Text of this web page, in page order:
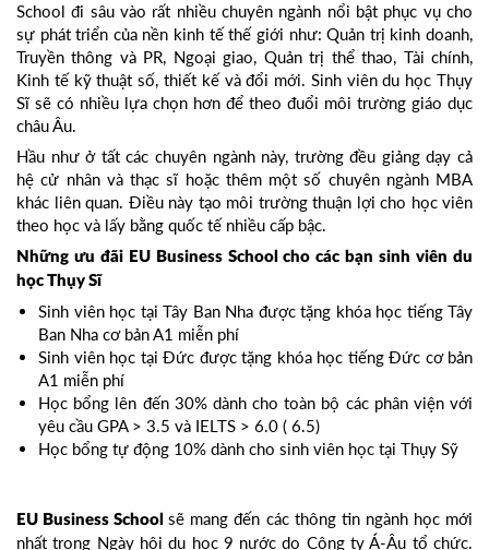
School đi sâu vào rất nhiều chuyên ngành nổi bật phục vụ cho
sự phát triển của nền kinh tế thế giới như: Quản trị kinh doanh,
Truyền thông và PR, Ngoại giao, Quản trị thể thao, Tài chính,
Kinh tế kỹ thuật số, thiết kế và đổi mới. Sinh viên du học Thụy
Sĩ sẽ có nhiều lựa chọn hơn để theo đuổi môi trường giáo dục
châu Âu.
Hầu như ở tất các chuyên ngành này, trường đều giảng dạy cả
hệ cử nhân và thạc sĩ hoặc thêm một số chuyên ngành MBA
khác liên quan. Điều này tạo môi trường thuận lợi cho học viên
theo học và lấy bằng quốc tế nhiều cấp bậc.
Những ưu đãi EU Business School cho các bạn sinh viên du
học Thụy Sĩ
Sinh viên học tại Tây Ban Nha được tặng khóa học tiếng Tây
Ban Nha cơ bản A1 miễn phí
Sinh viên học tại Đức được tặng khóa học tiếng Đức cơ bản
A1 miễn phí
Học bổng lên đến 30% dành cho toàn bộ các phân viện với
yêu cầu GPA > 3.5 và IELTS > 6.0 ( 6.5)
Học bổng tự động 10% dành cho sinh viên học tại Thụy Sỹ
EU Business Schoolsẽ mang đến các thông tin ngành học mới
nhất trong Ngày hội du học 9 nước do Công ty Á-Âu tổ chức.